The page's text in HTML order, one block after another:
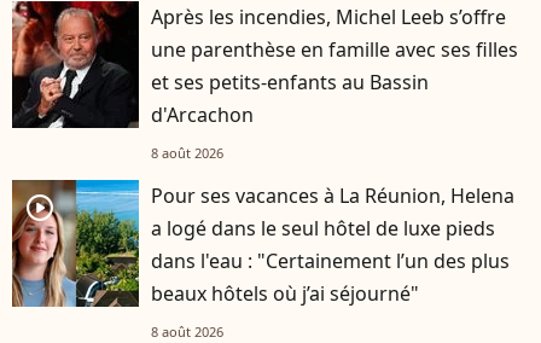
Après les incendies, Michel Leeb s’offre
une parenthèse en famille avec ses filles
et ses petits-enfants au Bassin
d'Arcachon
8 août 2026
player2
Pour ses vacances à La Réunion, Helena
a logé dans le seul hôtel de luxe pieds
dans l'eau : "Certainement l’un des plus
beaux hôtels où j’ai séjourné"
8 août 2026